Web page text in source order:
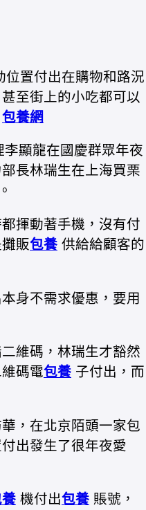
位置付出在購物和路況
至街上的小吃都可以
包養網
顯龍在國慶群眾年夜
長林瑞生在上海買栗
揮動著手機，沒有付
販包養 供給給顧客的
身不需求優惠，要用
維碼，林瑞生才豁然
碼電包養 子付出，而
，在北京陌頭一家包
出發生了很年夜愛
機付出包養 賬號，